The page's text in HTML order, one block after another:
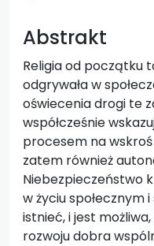
Abstrakt
Religia od początku
odgrywała w
oświecenia drogi te
współcześnie
procesem na
zatem również
Niebezpieczeństwo
w życiu społecznym
istnieć, i jest
rozwoju dobra